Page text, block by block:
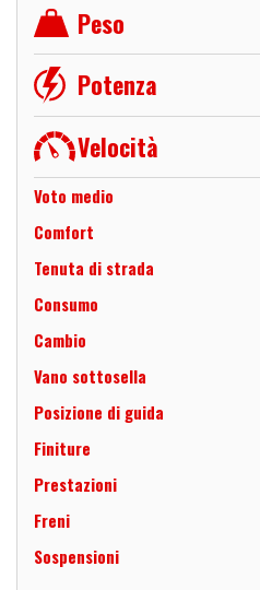
Peso
Potenza
Velocità
Voto medio
Comfort
Tenuta di strada
Consumo
Cambio
Vano sottosella
Posizione di guida
Finiture
Prestazioni
Freni
Sospensioni